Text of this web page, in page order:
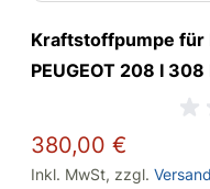
Kraftstoffpumpe für
PEUGEOT 208 I
380,00 €
Inkl. MwSt, zzgl.